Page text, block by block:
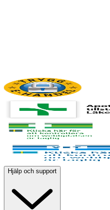
Hjälp och support